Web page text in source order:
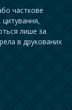
часткове
цитування,
лише за
в друкованих